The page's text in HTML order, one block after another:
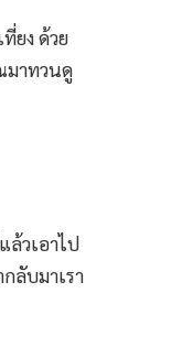
ยง ด้วย
มาทวนดู
วเอาไป
ลับมาเรา